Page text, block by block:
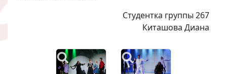
Студентка группы 267
Киташова Диана